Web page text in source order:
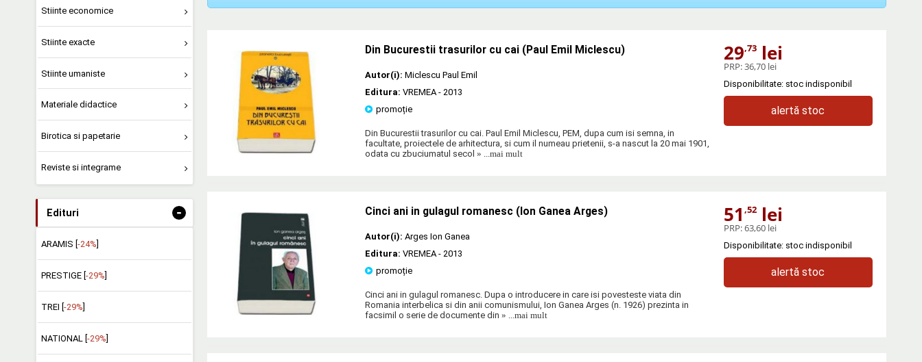
Stiinte economice
Stiinte exacte
Stiinte umaniste
Materiale didactice
Birotica si papetarie
Reviste si integrame
Edituri -
ARAMIS [ -24%
PRESTIGE [ -29%
TREI [ -29%
NATIONAL [-29%]
Din Bucurestii trasurilor cu cai (Paul Emil Miclescu)
Autor(i): Miclescu Paul Emil
Editura: VREMEA - 2013
promoție
Din Bucurestii trasurilor cu cai. Paul Emil Miclescu, PEM, dupa cum isi semna, in
facultate, proiectele de arhitectura, si cum il numeau prietenii, s-a nascut la 20 mai 1901,
odata cu zbuciumatul secol » ...mai mult
29,73lei
PRP:36,70 lei
Disponibilitate: stoc indisponibil
alertă stoc
Cinci ani in gulagul romanesc (Ion Ganea Arges)
Autor(i): Arges Ion Ganea
Editura: VREMEA - 2013
promoție
Cinci ani in gulagul romanesc. Dupa o introducere in care isi povesteste viata din
Romania interbelica si din anii comunismului, Ion Ganea Arges (n. 1926) prezinta in
facsimil o serie de documente din » ...mai mult
51 ,52lei
PRP:63,60 lei
Disponibilitate: stoc indisponibil
alertă stoc